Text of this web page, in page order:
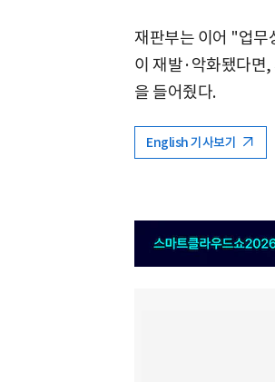
재판부는 이어 "업무
이 재발·악화됐다면
을 들어줬다.
English 기사보기